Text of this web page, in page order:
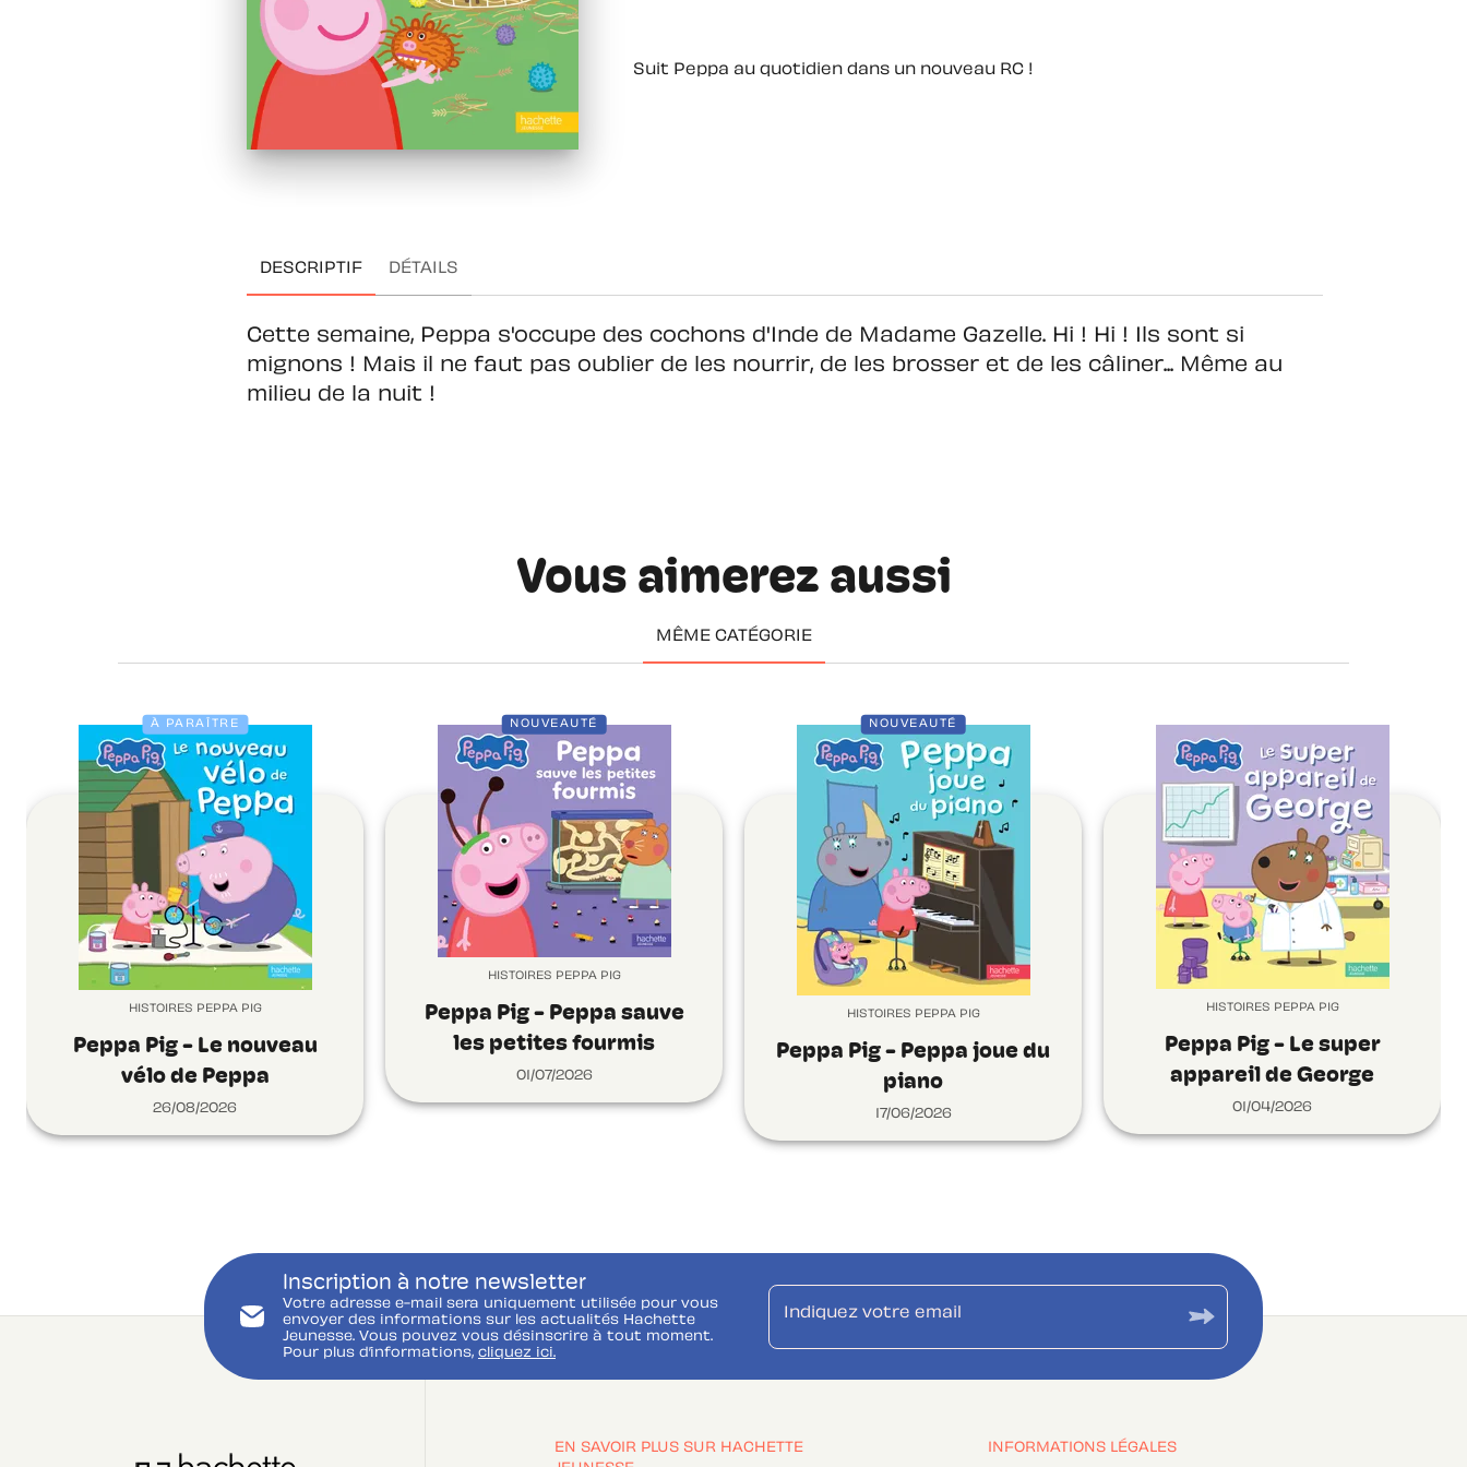
Suit Peppa au quotidien dans un nouveau RC !
DESCRIPTIF DÉTAILS
Cette semaine, Peppa s'occupe des cochons d'Inde de Madame Gazelle. Hi ! Hi ! Ils sont si
mignons ! Mais il ne faut pas oublier de les nourrir, de les brosser et de les câliner... Même au
milieu de la nuit !
Vous aimerez aussi
MÊME CATÉGORIE
À PARAÎTRE
HISTOIRES PEPPA PIG
Peppa Pig - Le nouveau
vélo de Peppa
26/08/2026
NOUVEAUTÉ
HISTOIRES PEPPA PIG
Peppa Pig - Peppa sauve
les petites fourmis
01/07/2026
NOUVEAUTÉ
HISTOIRES PEPPA PIG
Peppa Pig - Peppa joue du
piano
17/06/2026
HISTOIRES PEPPA PIG
Peppa Pig - Le super
appareil de George
01/04/2026
Inscription à notre newsletter
Votre adresse e-mail sera uniquement utilisée pour vous
envoyer des informations sur les actualités Hachette
Jeunesse. Vous pouvez vous désinscrire à tout moment.
Pour plus d’informations, cliquez ici.
Indiquez votre email
EN SAVOIR PLUS SUR HACHETTE
INFORMATIONS LÉGALES